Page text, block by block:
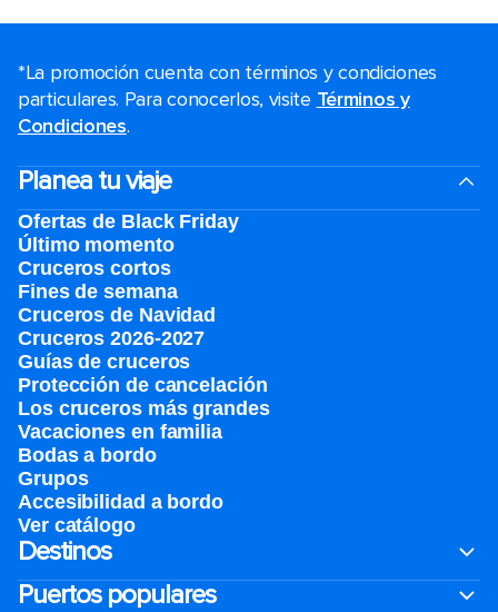
*La promoción cuenta con términos y condiciones
particulares. Para conocerlos, visite Términos y
Condiciones.
Planea tu viaje
Ofertas de Black Friday
Último momento
Cruceros cortos
Fines de semana
Cruceros de Navidad
Cruceros 2026-2027
Guías de cruceros
Protección de cancelación
Los cruceros más grandes
Vacaciones en familia
Bodas a bordo
Grupos
Accesibilidad a bordo
Ver catálogo
Destinos
Puertos populares